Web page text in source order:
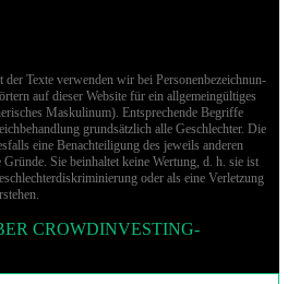
der Texte verwenden wir bei Per­so­nen­be­zeich­nun­
auf dieser Website für ein allgemeingültiges
Maskulinum). Entsprechende Begriffe
grund­sätz­lich alle Geschlechter. Die
eine Benachteiligung des jeweils anderen
Sie beinhaltet keine Wertung, d. h. sie ist
oder als eine Verletzung
CROWDINVESTING-